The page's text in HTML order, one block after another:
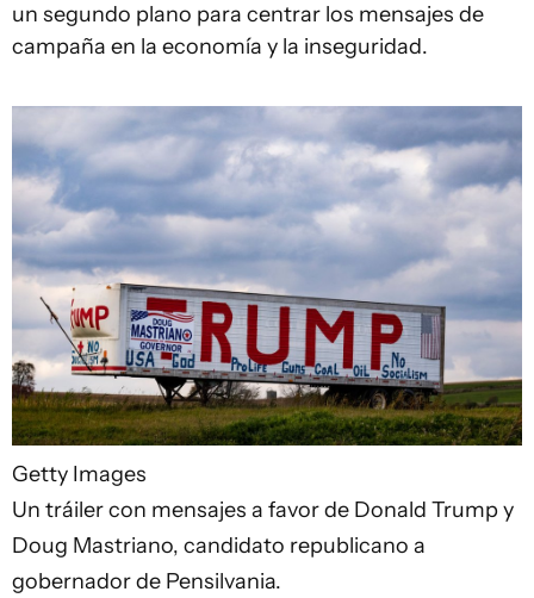
un segundo plano para centrar los mensajes de
campaña en la economía y la inseguridad.
Getty Images
Un tráiler con mensajes a favor de Donald Trump y
Doug Mastriano, candidato republicano a
gobernador de Pensilvania.